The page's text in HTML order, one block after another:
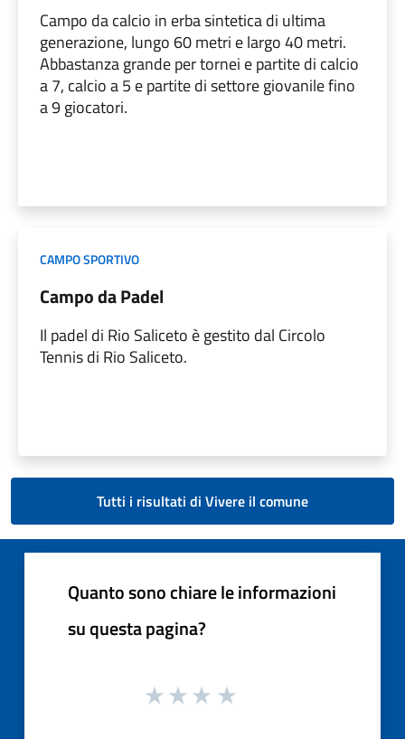
Campo da calcio in erba sintetica di ultima
generazione, lungo 60 metri e largo 40 metri.
Abbastanza grande per tornei e partite di calcio
a 7, calcio a 5 e partite di settore giovanile fino
a 9 giocatori.
CAMPO SPORTIVO
Campo da Padel
Il padel di Rio Saliceto è gestito dal Circolo
Tennis di Rio Saliceto.
Tutti i risultati di Vivere il comune
Quanto sono chiare le informazioni
su questa pagina?